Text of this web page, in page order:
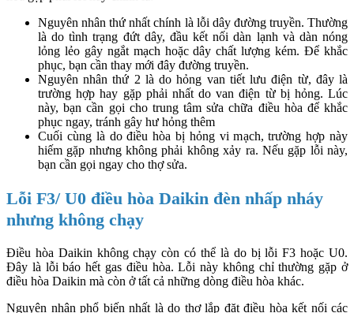
Nguyên nhân thứ nhất chính là lỗi dây đường truyền. Thường
là do tình trạng đứt dây, đầu kết nối dàn lạnh và dàn nóng
lỏng lẻo gây ngắt mạch hoặc dây chất lượng kém. Để khắc
phục, bạn cần thay mới đây đường truyền.
Nguyên nhân thứ 2 là do hỏng van tiết lưu điện từ, đây là
trường hợp hay gặp phải nhất do van điện từ bị hỏng. Lúc
này, bạn cần gọi cho trung tâm sửa chữa điều hòa để khắc
phục ngay, tránh gây hư hỏng thêm
Cuối cùng là do điều hòa bị hỏng vi mạch, trường hợp này
hiếm gặp nhưng không phải không xảy ra. Nếu gặp lỗi này,
bạn cần gọi ngay cho thợ sửa.
Lỗi F3/ U0 điều hòa Daikin đèn nhấp nháy
nhưng không chạy
Điều hòa Daikin không chạy còn có thể là do bị lỗi F3 hoặc U0.
Đây là lỗi báo hết gas điều hòa. Lỗi này không chỉ thường gặp ở
điều hòa Daikin mà còn ở tất cả những dòng điều hòa khác.
Nguyên nhân phổ biến nhất là do thợ lắp đặt điều hòa kết nối các